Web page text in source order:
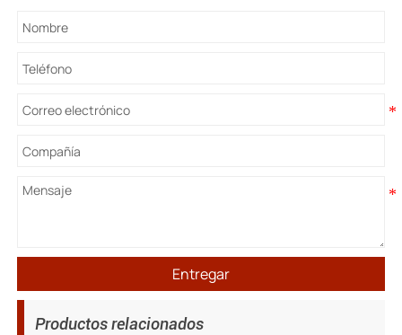
Entregar
Productos relacionados